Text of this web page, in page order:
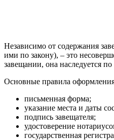
Независимо от содержания
ими по закону), – это
завещании, она наследуется
Основные правила
письменная форма;
указание места и даты
подпись завещателя;
удостоверение
государственная